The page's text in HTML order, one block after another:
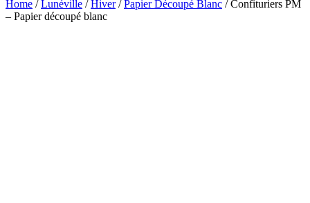
Home /Lunéville /Hiver/Papier Découpé Blanc / Confituriers PM
– Papier découpé blanc